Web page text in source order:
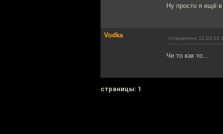
Ну просто я ещё
Vodka отправлено 12.03.14
Че то как то...
cтраницы: 1